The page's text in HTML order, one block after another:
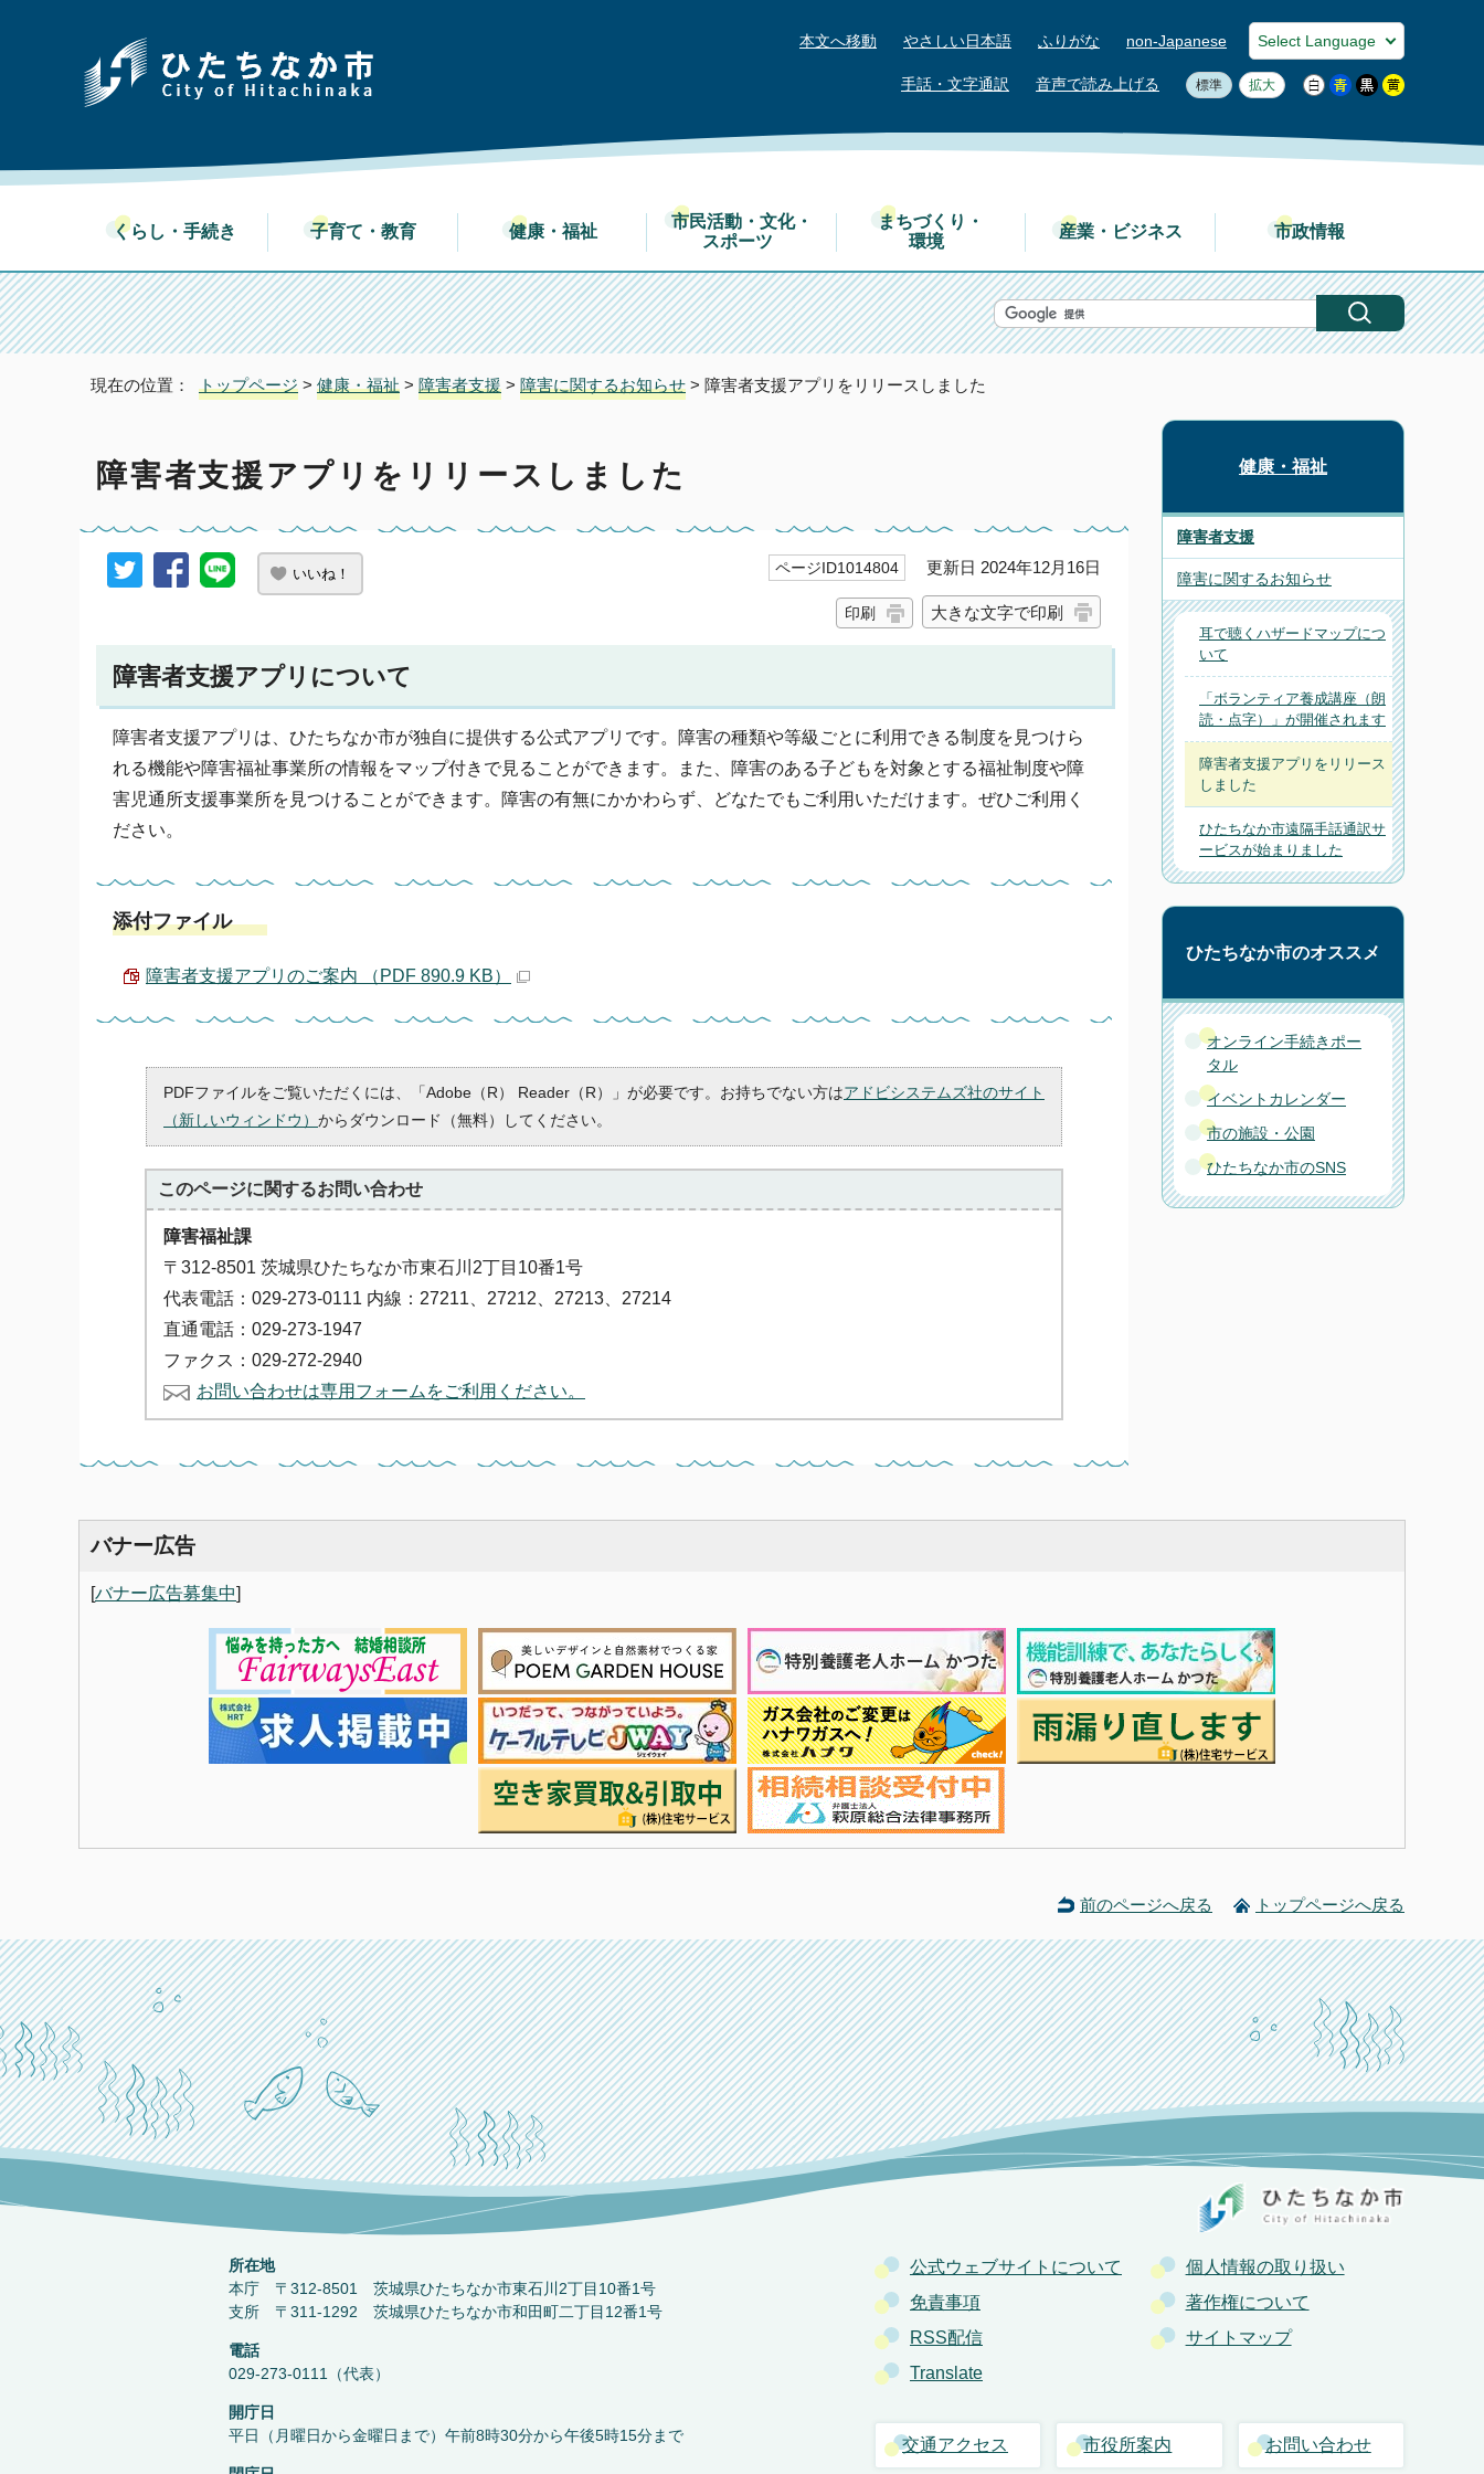
本文へ移動 やさしい日本語 ふりがな non-Japanese
手話・文字通訳 音声で読み上げる 標準 拡大
くらし・手続き 子育て・教育 健康・福祉
市民活動・文化・
スポーツ
まちづくり・
環境
産業・ビジネス 市政情報
現在の位置： トップページ > 健康・福祉 > 障害者支援 > 障害に関するお知らせ > 障害者支援アプリをリリースしました
障害者支援アプリをリリースしました
いいね！ ページID1014804 更新日 2024年12月16日
印刷 大きな文字で印刷
障害者支援アプリについて
障害者支援アプリは、ひたちなか市が独自に提供する公式アプリです。障害の種類や等級ごとに利用できる制度を見つけら
れる機能や障害福祉事業所の情報をマップ付きで見ることができます。また、障害のある子どもを対象とする福祉制度や障
害児通所支援事業所を見つけることができます。障害の有無にかかわらず、どなたでもご利用いただけます。ぜひご利用く
ださい。
添付ファイル
障害者支援アプリのご案内 （PDF 890.9 KB）
PDFファイルをご覧いただくには、「Adobe（R） Reader（R）」が必要です。お持ちでない方はアドビシステムズ社のサイト
（新しいウィンドウ） からダウンロード（無料）してください。
このページに関するお問い合わせ
障害福祉課
〒312-8501 茨城県ひたちなか市東石川2丁目10番1号
代表電話：029-273-0111 内線：27211、27212、27213、27214
直通電話：029-273-1947
ファクス：029-272-2940
お問い合わせは専用フォームをご利用ください。
健康・福祉
障害者支援
障害に関するお知らせ
耳で聴くハザードマップにつ
いて
「ボランティア養成講座（朗
読・点字）」が開催されます
障害者支援アプリをリリース
しました
ひたちなか市遠隔手話通訳サ
ービスが始まりました
ひたちなか市のオススメ
オンライン手続きポー
タル
イベントカレンダー
市の施設・公園
ひたちなか市のSNS
バナー広告
[バナー広告募集中]
前のページへ戻る トップページへ戻る
公式ウェブサイトについて
個人情報の取り扱い
免責事項
著作権について
RSS配信
サイトマップ
Translate
交通アクセス 市役所案内 お問い合わせ
所在地
本庁 〒312-8501 茨城県ひたちなか市東石川2丁目10番1号
支所 〒311-1292 茨城県ひたちなか市和田町二丁目12番1号
電話
029-273-0111（代表）
開庁日
平日（月曜日から金曜日まで）午前8時30分から午後5時15分まで